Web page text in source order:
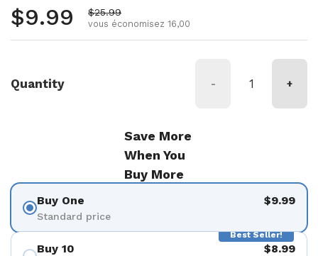
Prix régulier
$9.99 Prix de vente
$25.99
vous économisez 16,00
Quantity - +
Save More
When You
Buy More
Buy One
Standard price
$9.99
Best Seller!
Buy 10 $8.99